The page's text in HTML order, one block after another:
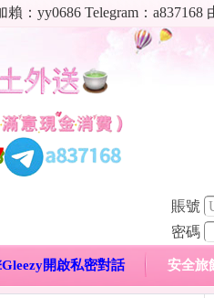
：yy0686 Telegram：
賬號
密碼
開啟私密對話 安全旅